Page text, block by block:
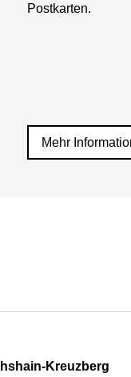
Postkarten.
Mehr
Kreuzberg